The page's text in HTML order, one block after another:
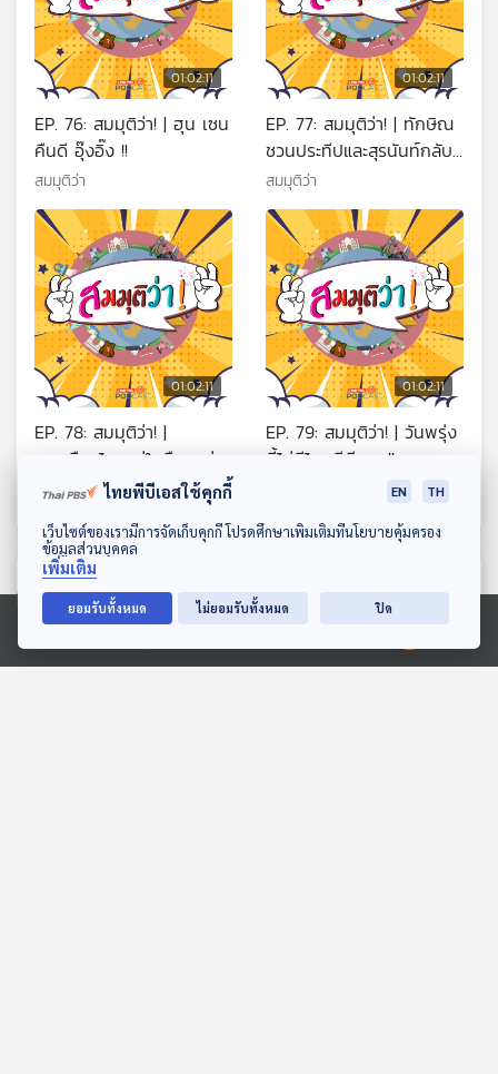
ดาวน์โหลด Thai PBS Podcast Application
Ⓒ 2020 องค์การกระจายเสียงและแพร่ภาพสาธารณะแห่งประเทศไทย
01:02:11
EP. 76: สมมุติว่า! | ฮุน เซน
คืนดี อุ๊งอิ๊ง !!
สมมุติว่า
01:02:11
EP. 77: สมมุติว่า! | ทักษิณ
ชวนประทีปและสุรนันท์กลับ
ไปช่วยกอบกู้พรรคเพื่อไทย
สมมุติว่า
01:02:11
EP. 78: สมมุติว่า! |
การเมืองไทยอยู่ในมือคนรุ่น
ใหม่
สมมุติว่า
01:02:11
EP. 79: สมมุติว่า! | วันพรุ่ง
นี้ไม่มีไทยพีบีเอส !!
ตอนที่เกี่ยวข้อง
ไทยพีบีเอสใช้คุกกี้ EN TH
เว็บไซต์ของเรามีการจัดเก็บคุกกี้ โปรดศึกษาเพิ่มเติมที่นโยบายคุ้มครอง
ข้อมูลส่วนบุคคล
เพิ่มเติม
ยอมรับทั้งหมด ไม่ยอมรับทั้งหมด ปิด